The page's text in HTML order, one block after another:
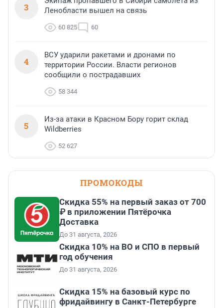
3
Ленобласти вышел на связь
60 825 60
4
ВСУ ударили ракетами и дронами по
территории России. Власти регионов
сообщили о пострадавших
58 344
5
Из-за атаки в Красном Бору горит склад
Wildberries
52 627
ПРОМОКОДЫ
Скидка 55% на первый заказ от 700
₽ в приложении Пятёрочка
Доставка
До 31 августа, 2026
Скидка 10% на ВО и СПО в первый
год обучения
До 31 августа, 2026
Скидка 15% на базовый курс по
фридайвингу в Санкт-Петербурге